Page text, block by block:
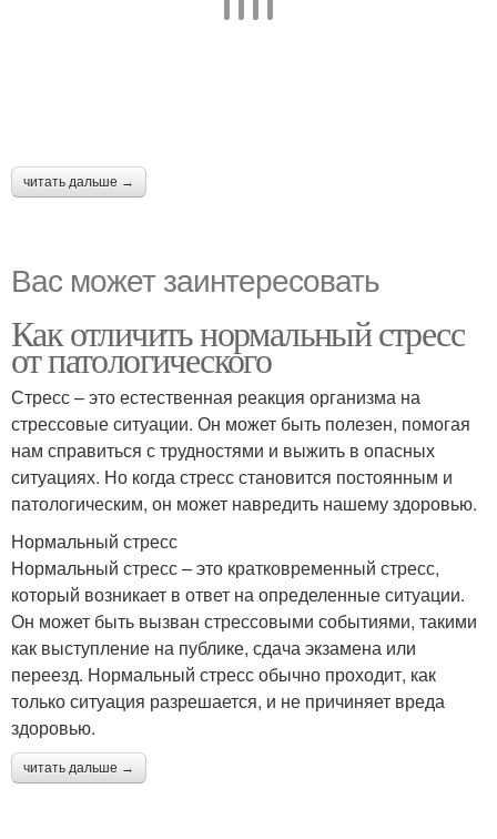
читать дальше →
Вас может заинтересовать
Как отличить нормальный стресс
от патологического
Стресс – это естественная реакция организма на
стрессовые ситуации. Он может быть полезен, помогая
нам справиться с трудностями и выжить в опасных
ситуациях. Но когда стресс становится постоянным и
патологическим, он может навредить нашему здоровью.
Нормальный стресс
Нормальный стресс – это кратковременный стресс,
который возникает в ответ на определенные ситуации.
Он может быть вызван стрессовыми событиями, такими
как выступление на публике, сдача экзамена или
переезд. Нормальный стресс обычно проходит, как
только ситуация разрешается, и не причиняет вреда
здоровью.
читать дальше →